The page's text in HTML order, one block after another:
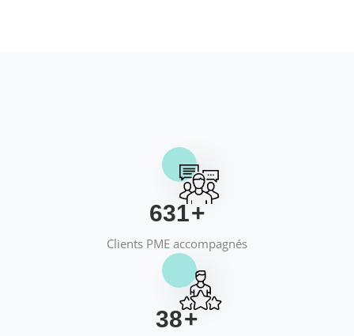
658+
Clients PME accompagnés
40+